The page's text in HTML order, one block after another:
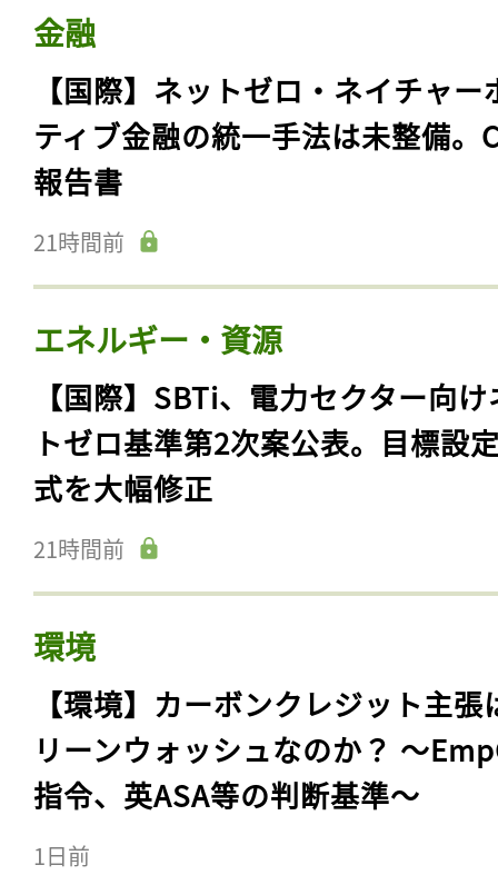
金融
【国際】ネットゼロ・ネイチャー
ティブ金融の統一手法は未整備。
報告書
21時間前
エネルギー・資源
【国際】SBTi、電力セクター向
トゼロ基準第2次案公表。目標設
式を大幅修正
21時間前
環境
【環境】カーボンクレジット主張
リーンウォッシュなのか？ 〜
指令、英ASA等の判断基準〜
1日前